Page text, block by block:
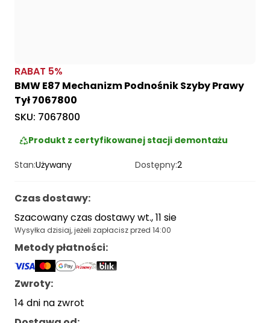
RABAT 5%
BMW E87 Mechanizm Podnośnik Szyby Prawy
Tył 7067800
SKU: 7067800
Produkt z certyfikowanej stacji demontażu
Stan:Używany Dostępny:2
Czas dostawy:
Szacowany czas dostawy wt., 11 sie
Wysyłka dzisiaj, jeżeli zapłacisz przed 14:00
Metody płatności:
Zwroty:
14 dni na zwrot